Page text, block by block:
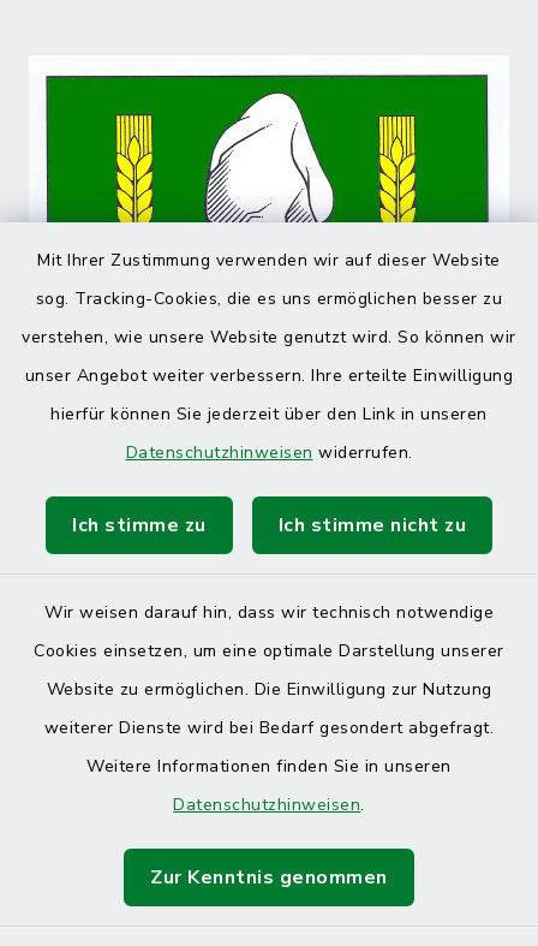
Mit Ihrer Zustimmung verwenden wir auf dieser Website
sog. Tracking-Cookies, die es uns ermöglichen besser zu
verstehen, wie unsere Website genutzt wird. So können wir
unser Angebot weiter verbessern. Ihre erteilte Einwilligung
hierfür können Sie jederzeit über den Link in unseren
Datenschutzhinweisen widerrufen.
Ich stimme zu Ich stimme nicht zu
Wir weisen darauf hin, dass wir technisch notwendige
Cookies einsetzen, um eine optimale Darstellung unserer
Website zu ermöglichen. Die Einwilligung zur Nutzung
weiterer Dienste wird bei Bedarf gesondert abgefragt.
Weitere Informationen finden Sie in unseren
Datenschutzhinweisen.
Zur Kenntnis genommen
Barrierefreiheit